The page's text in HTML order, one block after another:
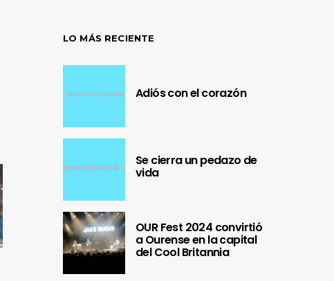
LO MÁS RECIENTE
Adiós con el corazón
Se cierra un pedazo de
vida
OUR Fest 2024 convirtió
a Ourense en la capital
del Cool Britannia